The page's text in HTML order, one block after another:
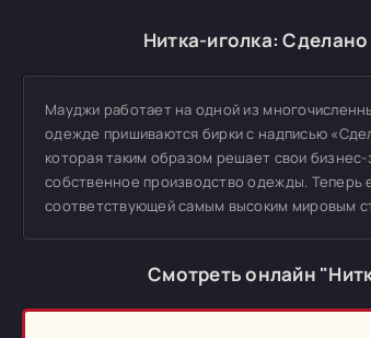
Нитка-иголка:
Мауджи работает на одной из
одежде пришиваются бирки с надписью
которая таким образом решает свои
собственное производство одежды. Теперь
соответствующей самым высоким мировым
Смотреть онлайн